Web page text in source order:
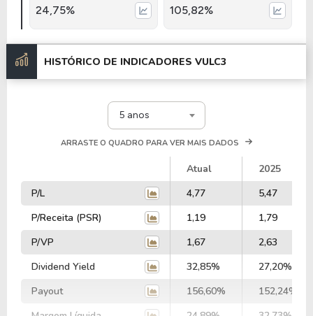
24,75% 105,82%
HISTÓRICO DE INDICADORES VULC3
5 anos
ARRASTE O QUADRO PARA VER MAIS DADOS
Atual
2025
P/L
4,77
5,47
P/Receita (PSR)
1,19
1,79
P/VP
1,67
2,63
Dividend Yield
32,85%
27,20%
Payout
156,60%
152,24%